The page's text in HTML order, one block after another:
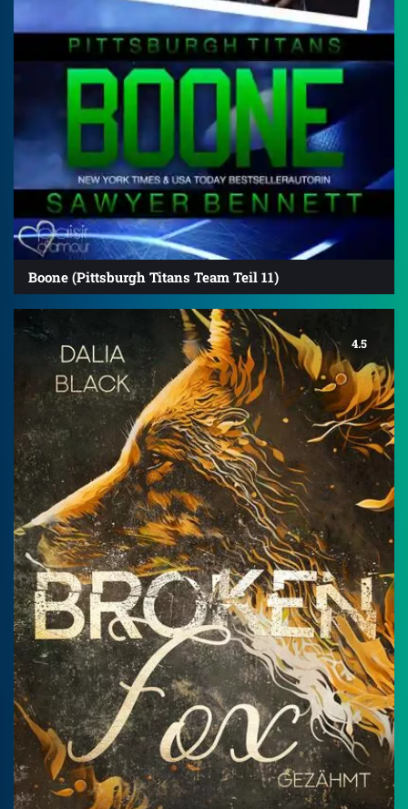
Boone (Pittsburgh Titans Team Teil 11)
4.5